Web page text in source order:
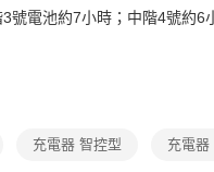
明】
提供，台灣大哥大用戶可立即使用
期數及費用金額請依後續交易確認
未通過狀況，表示未達大哥付你分
含以上)免運費
號電池約7小時；中階4號約6
充電器 智控型 充電器